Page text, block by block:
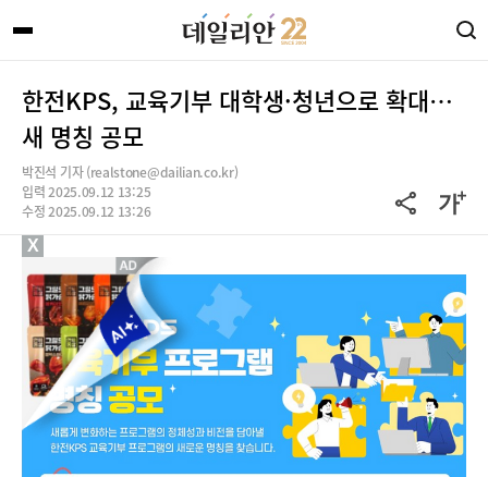
한전KPS, 교육기부 대학생·청년으로 확대…
새 명칭 공모
박진석 기자 (realstone@dailian.co.kr)
입력 2025.09.12 13:25
수정 2025.09.12 13:26
X